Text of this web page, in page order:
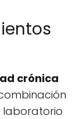
crónica
laboratorio